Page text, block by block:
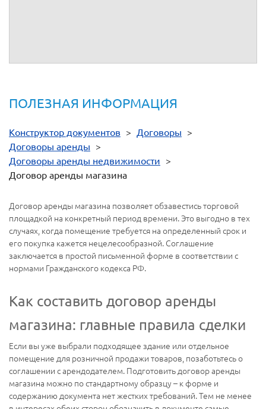
ПОЛЕЗНАЯ ИНФОРМАЦИЯ
Конструктор документов > Договоры >
Договоры аренды >
Договоры аренды недвижимости >
Договор аренды магазина
Договор аренды магазина позволяет обзавестись торговой
площадкой на конкретный период времени. Это выгодно в тех
случаях, когда помещение требуется на определенный срок и
его покупка кажется нецелесообразной. Соглашение
заключается в простой письменной форме в соответствии с
нормами Гражданского кодекса РФ.
Как составить договор аренды
магазина: главные правила сделки
Если вы уже выбрали подходящее здание или отдельное
помещение для розничной продажи товаров, позаботьтесь о
соглашении с арендодателем. Подготовить договор аренды
магазина можно по стандартному образцу – к форме и
содержанию документа нет жестких требований. Тем не менее